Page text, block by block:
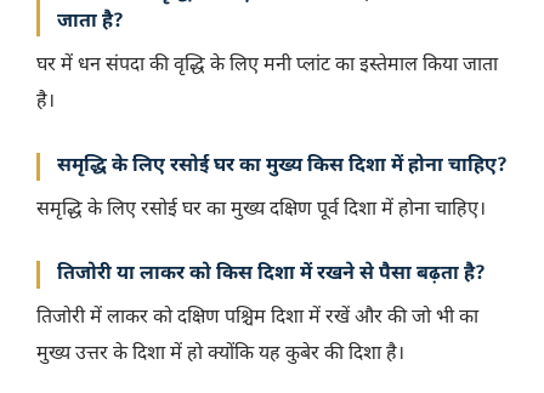
जाता है?
घर में धन संपदा की वृद्धि के लिए मनी प्लांट का इस्तेमाल किया जाता
है।
समृद्धि के लिए रसोई घर का मुख्य किस दिशा में होना चाहिए?
समृद्धि के लिए रसोई घर का मुख्य दक्षिण पूर्व दिशा में होना चाहिए।
तिजोरी या लाकर को किस दिशा में रखने से पैसा बढ़ता है?
तिजोरी में लाकर को दक्षिण पश्चिम दिशा में रखें और की जो भी का
मुख्य उत्तर के दिशा में हो क्योंकि यह कुबेर की दिशा है।